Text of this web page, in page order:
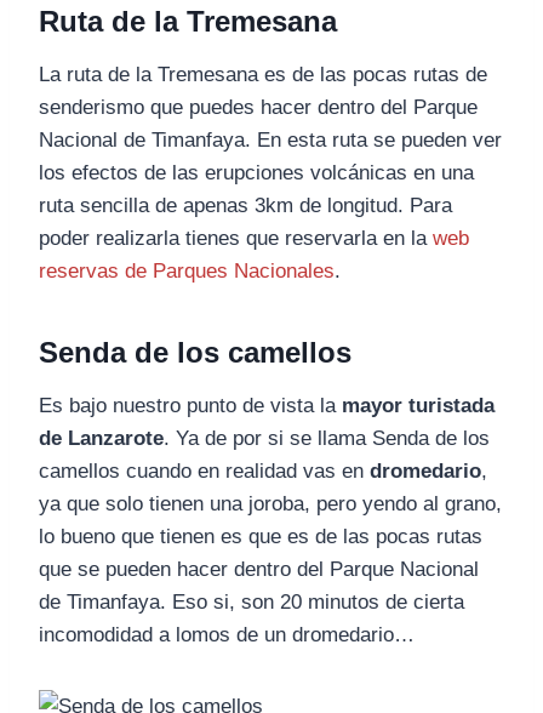
Ruta de la Tremesana
La ruta de la Tremesana es de las pocas rutas de
senderismo que puedes hacer dentro del Parque
Nacional de Timanfaya. En esta ruta se pueden ver
los efectos de las erupciones volcánicas en una
ruta sencilla de apenas 3km de longitud. Para
poder realizarla tienes que reservarla en la web
reservas de Parques Nacionales.
Senda de los camellos
Es bajo nuestro punto de vista la mayor turistada
de Lanzarote. Ya de por si se llama Senda de los
camellos cuando en realidad vas en dromedario,
ya que solo tienen una joroba, pero yendo al grano,
lo bueno que tienen es que es de las pocas rutas
que se pueden hacer dentro del Parque Nacional
de Timanfaya. Eso si, son 20 minutos de cierta
incomodidad a lomos de un dromedario…